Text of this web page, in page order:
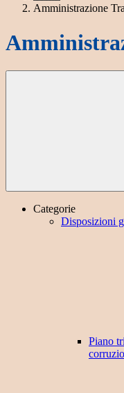
Amministrazione
Categorie
Disposizioni
Piano